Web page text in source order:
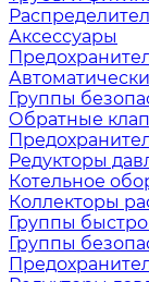
Аксессуары
Группы
Обратные
Редукторы
Котельное
Коллекторы
Группы
Группы